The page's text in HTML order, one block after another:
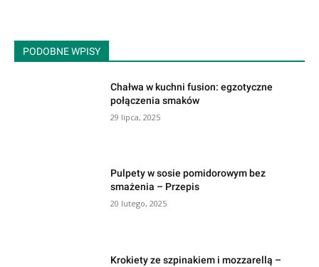
PODOBNE WPISY
Chałwa w kuchni fusion: egzotyczne
połączenia smaków
29 lipca, 2025
Pulpety w sosie pomidorowym bez
smażenia – Przepis
20 lutego, 2025
Krokiety ze szpinakiem i mozzarellą –